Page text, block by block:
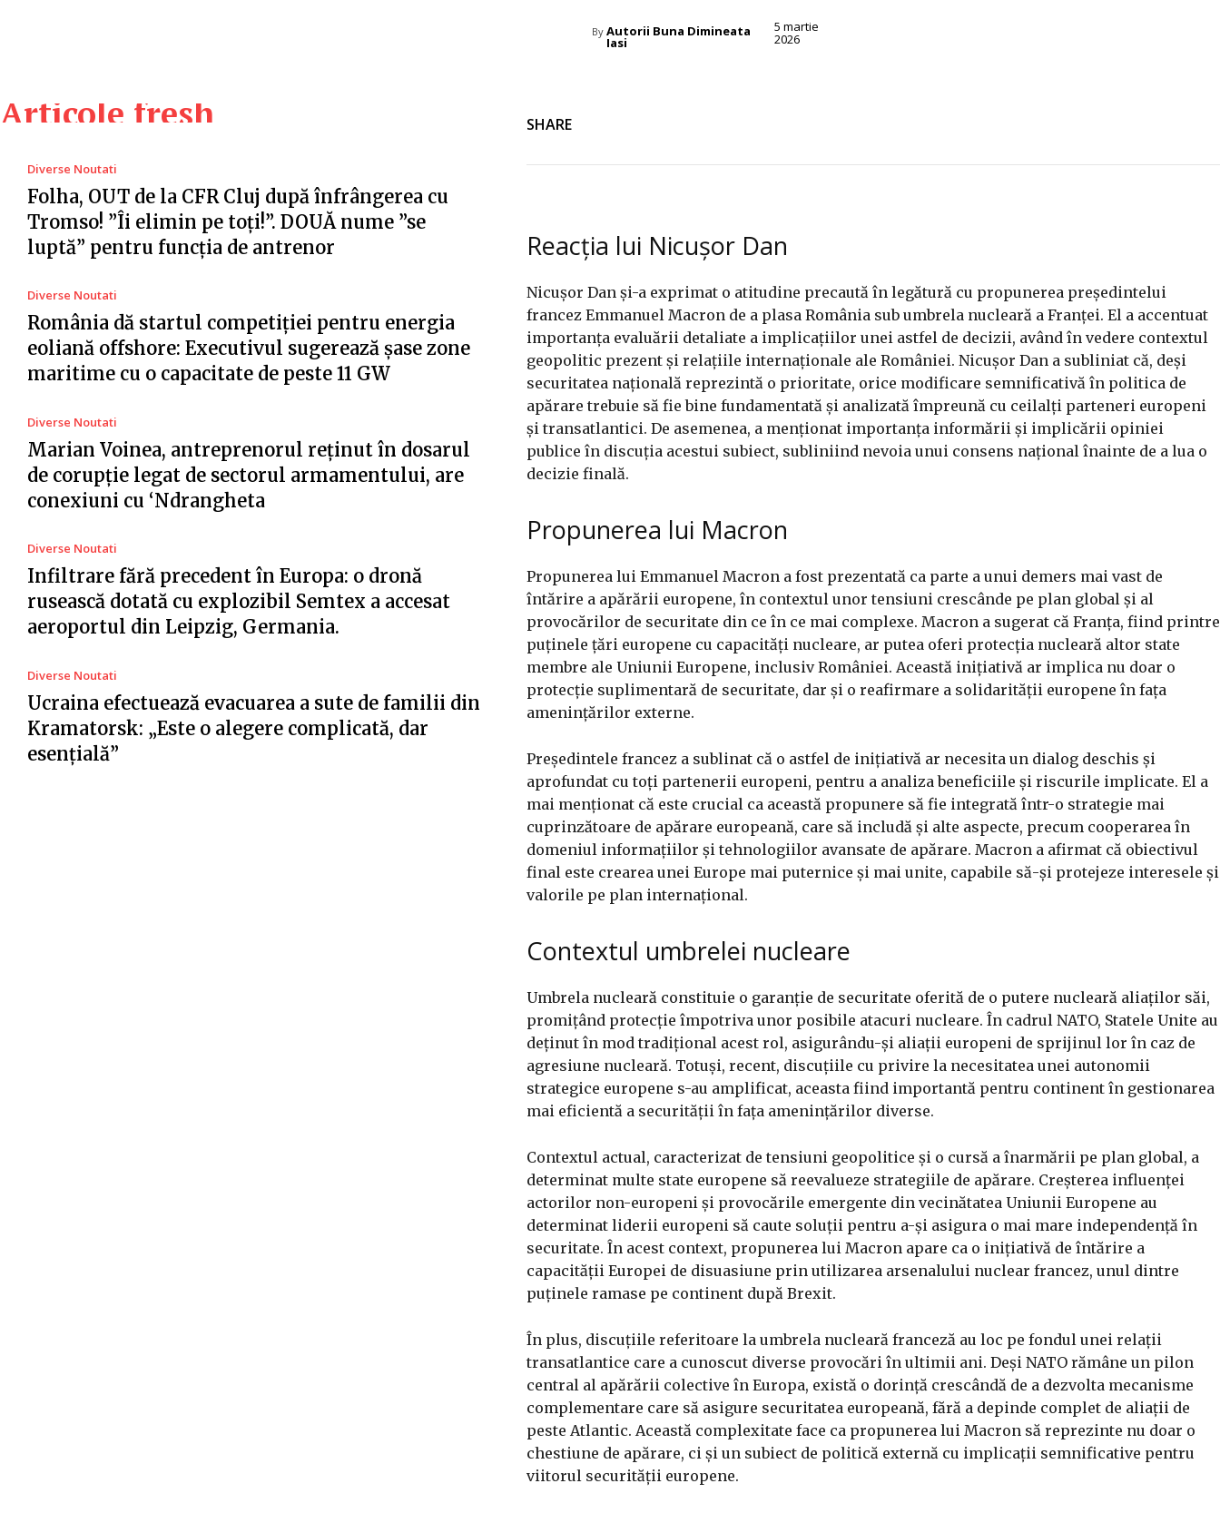
By Autorii Buna Dimineata
Iasi
5 martie
2026
Articole fresh
Diverse Noutati
Folha, OUT de la CFR Cluj după înfrângerea cu
Tromso! ”Îi elimin pe toți!”. DOUĂ nume ”se
luptă” pentru funcția de antrenor
Diverse Noutati
România dă startul competiției pentru energia
eoliană offshore: Executivul sugerează șase zone
maritime cu o capacitate de peste 11 GW
Diverse Noutati
Marian Voinea, antreprenorul reținut în dosarul
de corupție legat de sectorul armamentului, are
conexiuni cu ‘Ndrangheta
Diverse Noutati
Infiltrare fără precedent în Europa: o dronă
rusească dotată cu explozibil Semtex a accesat
aeroportul din Leipzig, Germania.
Diverse Noutati
Ucraina efectuează evacuarea a sute de familii din
Kramatorsk: „Este o alegere complicată, dar
esențială”
SHARE
Reacția lui Nicușor Dan
Nicușor Dan și-a exprimat o atitudine precaută în legătură cu propunerea președintelui
francez Emmanuel Macron de a plasa România sub umbrela nucleară a Franței. El a accentuat
importanța evaluării detaliate a implicațiilor unei astfel de decizii, având în vedere contextul
geopolitic prezent și relațiile internaționale ale României. Nicușor Dan a subliniat că, deși
securitatea națională reprezintă o prioritate, orice modificare semnificativă în politica de
apărare trebuie să fie bine fundamentată și analizată împreună cu ceilalți parteneri europeni
și transatlantici. De asemenea, a menționat importanța informării și implicării opiniei
publice în discuția acestui subiect, subliniind nevoia unui consens național înainte de a lua o
decizie finală.
Propunerea lui Macron
Propunerea lui Emmanuel Macron a fost prezentată ca parte a unui demers mai vast de
întărire a apărării europene, în contextul unor tensiuni crescânde pe plan global și al
provocărilor de securitate din ce în ce mai complexe. Macron a sugerat că Franța, fiind printre
puținele țări europene cu capacități nucleare, ar putea oferi protecția nucleară altor state
membre ale Uniunii Europene, inclusiv României. Această inițiativă ar implica nu doar o
protecție suplimentară de securitate, dar și o reafirmare a solidarității europene în fața
amenințărilor externe.
Președintele francez a sublinat că o astfel de inițiativă ar necesita un dialog deschis și
aprofundat cu toți partenerii europeni, pentru a analiza beneficiile și riscurile implicate. El a
mai menționat că este crucial ca această propunere să fie integrată într-o strategie mai
cuprinzătoare de apărare europeană, care să includă și alte aspecte, precum cooperarea în
domeniul informațiilor și tehnologiilor avansate de apărare. Macron a afirmat că obiectivul
final este crearea unei Europe mai puternice și mai unite, capabile să-și protejeze interesele și
valorile pe plan internațional.
Contextul umbrelei nucleare
Umbrela nucleară constituie o garanție de securitate oferită de o putere nucleară aliaților săi,
promițând protecție împotriva unor posibile atacuri nucleare. În cadrul NATO, Statele Unite au
deținut în mod tradițional acest rol, asigurându-și aliații europeni de sprijinul lor în caz de
agresiune nucleară. Totuși, recent, discuțiile cu privire la necesitatea unei autonomii
strategice europene s-au amplificat, aceasta fiind importantă pentru continent în gestionarea
mai eficientă a securității în fața amenințărilor diverse.
Contextul actual, caracterizat de tensiuni geopolitice și o cursă a înarmării pe plan global, a
determinat multe state europene să reevalueze strategiile de apărare. Creșterea influenței
actorilor non-europeni și provocările emergente din vecinătatea Uniunii Europene au
determinat liderii europeni să caute soluții pentru a-și asigura o mai mare independență în
securitate. În acest context, propunerea lui Macron apare ca o inițiativă de întărire a
capacității Europei de disuasiune prin utilizarea arsenalului nuclear francez, unul dintre
puținele ramase pe continent după Brexit.
În plus, discuțiile referitoare la umbrela nucleară franceză au loc pe fondul unei relații
transatlantice care a cunoscut diverse provocări în ultimii ani. Deși NATO rămâne un pilon
central al apărării colective în Europa, există o dorință crescândă de a dezvolta mecanisme
complementare care să asigure securitatea europeană, fără a depinde complet de aliații de
peste Atlantic. Această complexitate face ca propunerea lui Macron să reprezinte nu doar o
chestiune de apărare, ci și un subiect de politică externă cu implicații semnificative pentru
viitorul securității europene.